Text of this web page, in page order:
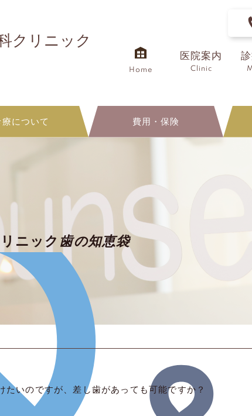
クリニック
Home
医院案内
Clinic
療について 費用・保険
ニック 歯の知恵袋
たいのですが、差し歯があっても可能ですか？